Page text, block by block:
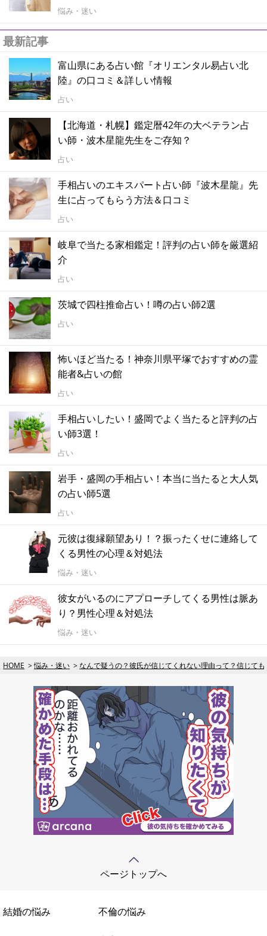
悩み・迷い
最新記事
富山県にある占い館『オリエンタル易占い北
陸』の口コミ＆詳しい情報
占い
【北海道・札幌】鑑定暦42年の大ベテラン占
い師・波木星龍先生をご存知？
占い
手相占いのエキスパート占い師『波木星龍』先
生に占ってもらう方法＆口コミ
占い
岐阜で当たる家相鑑定！評判の占い師を厳選紹
介
占い
茨城で四柱推命占い！噂の占い師2選
占い
怖いほど当たる！神奈川県平塚でおすすめの霊
能者&占いの館
占い
手相占いしたい！盛岡でよく当たると評判の占
い師3選！
占い
岩手・盛岡の手相占い！本当に当たると大人気
の占い師5選
占い
元彼は復縁願望あり！？振ったくせに連絡して
くる男性の心理＆対処法
悩み・迷い
彼女がいるのにアプローチしてくる男性は脈あ
り？男性心理＆対処法
悩み・迷い
HOME 悩み・迷い なんで疑うの？彼氏が信じてくれない理由って？信じて
ページトップへ
結婚の悩み 不倫の悩み